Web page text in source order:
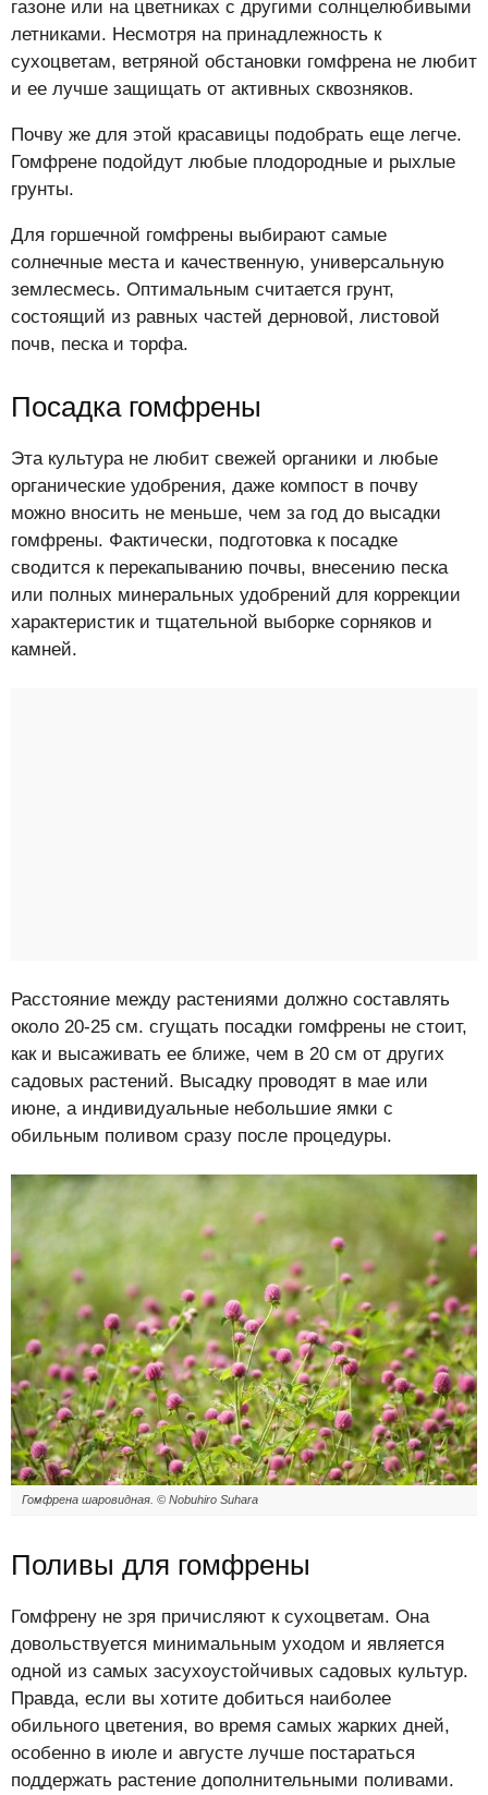
газоне или на цветниках с другими солнцелюбивыми
летниками. Несмотря на принадлежность к
сухоцветам, ветряной обстановки гомфрена не любит
и ее лучше защищать от активных сквозняков.
Почву же для этой красавицы подобрать еще легче.
Гомфрене подойдут любые плодородные и рыхлые
грунты.
Для горшечной гомфрены выбирают самые
солнечные места и качественную, универсальную
землесмесь. Оптимальным считается грунт,
состоящий из равных частей дерновой, листовой
почв, песка и торфа.
Посадка гомфрены
Эта культура не любит свежей органики и любые
органические удобрения, даже компост в почву
можно вносить не меньше, чем за год до высадки
гомфрены. Фактически, подготовка к посадке
сводится к перекапыванию почвы, внесению песка
или полных минеральных удобрений для коррекции
характеристик и тщательной выборке сорняков и
камней.
Расстояние между растениями должно составлять
около 20-25 см. сгущать посадки гомфрены не стоит,
как и высаживать ее ближе, чем в 20 см от других
садовых растений. Высадку проводят в мае или
июне, а индивидуальные небольшие ямки с
обильным поливом сразу после процедуры.
Гомфрена шаровидная. © Nobuhiro Suhara
Поливы для гомфрены
Гомфрену не зря причисляют к сухоцветам. Она
довольствуется минимальным уходом и является
одной из самых засухоустойчивых садовых культур.
Правда, если вы хотите добиться наиболее
обильного цветения, во время самых жарких дней,
особенно в июле и августе лучше постараться
поддержать растение дополнительными поливами.